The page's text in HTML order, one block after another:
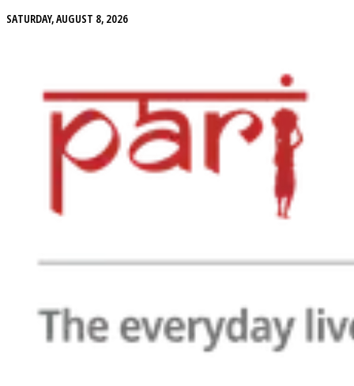
SATURDAY, AUGUST 8, 2026